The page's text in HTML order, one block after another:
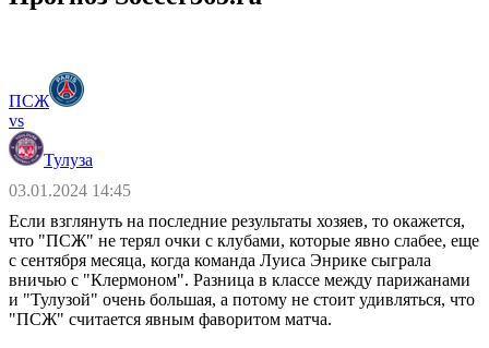
ПСЖ
vs
Тулуза
03.01.2024 14:45
Если взглянуть на последние результаты хозяев, то окажется,
что "ПСЖ" не терял очки с клубами, которые явно слабее, еще
с сентября месяца, когда команда Луиса Энрике сыграла
вничью с "Клермоном". Разница в классе между парижанами
и "Тулузой" очень большая, а потому не стоит удивляться, что
"ПСЖ" считается явным фаворитом матча.